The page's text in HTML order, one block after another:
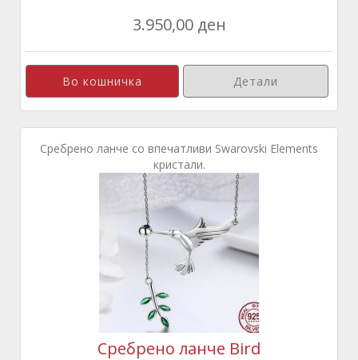
3.950,00 ден
Детали
Сребрено ланче со впечатливи Swarovski Elements
кристали.
Сребрено ланче Bird